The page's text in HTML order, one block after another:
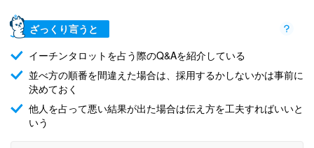
ざっくり言うと
イーチンタロットを占う際のQ&Aを紹介している
並べ方の順番を間違えた場合は、採用するかしないかは事前に
決めておく
他人を占って悪い結果が出た場合は伝え方を工夫すればいいと
いう